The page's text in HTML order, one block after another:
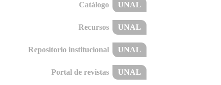
Catálogo UNAL
Recursos UNAL
Repositorio institucional UNAL
Portal de revistas UNAL